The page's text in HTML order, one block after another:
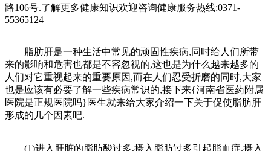
路106号.了解更多健康知识欢迎咨询健康服务热线:0371-
55365124
脂肪肝是一种生活中常见的顽固性疾病,同时给人们所带
来的影响和危害也都是不容忽视的,这也是为什么越来越多的
人们对它重视起来的重要原因,而在人们忍受折磨的同时,大家
也是应该有必要了解一些疾病常识的,接下来{河南省医药附属
医院是正规医院吗}医生就来给大家介绍一下关于促使脂肪肝
形成的几个因素吧.
(1)进入肝脏的脂肪酸过多,摄入脂肪过多引起脂血症.摄入